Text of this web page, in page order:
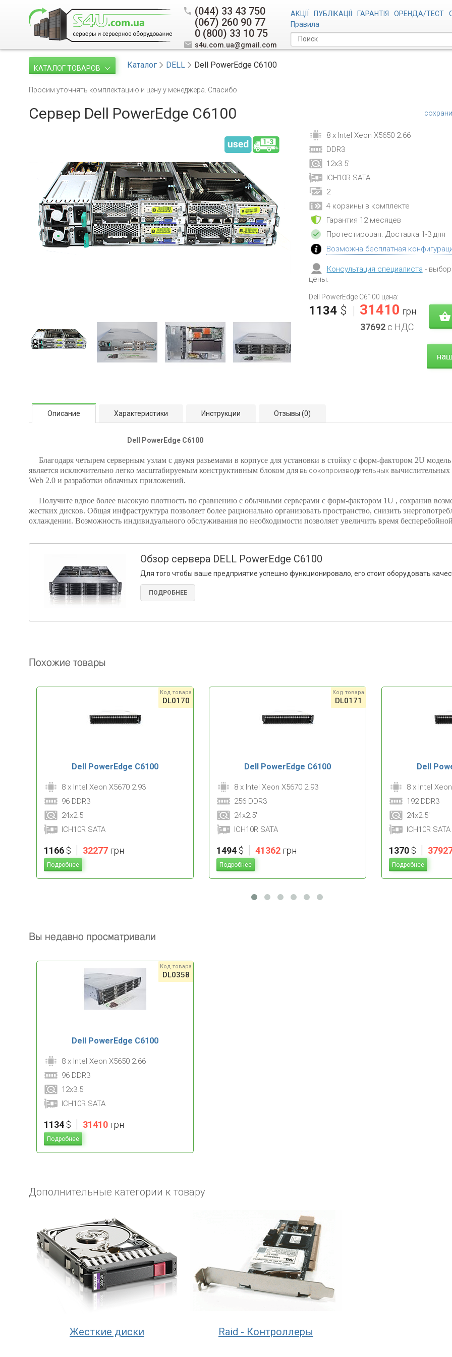
(044) 33 43 750
(067) 260 90 77
0 (800) 33 10 75
s4u.com.ua@gmail.com
АКЦІЇ ПУБЛІКАЦІЇ ГАРАНТІЯ ОРЕНДА/ТЕСТ
Правила
КАТАЛОГ ТОВАРОВ Каталог DELL Dell PowerEdge C6100
Просим уточнять комплектацию и цену у менеджера. Спасибо
Сервер Dell PowerEdge C6100
8 x Intel Xeon X5650 2.66
DDR3
12x3.5'
ICH10R SATA
2
4 корзины в комплекте
Гарантия 12 месяцев
Протестирован. Доставка 1-3 дня
Возможна бесплатная
Консультация специалиста -
цены.
Dell PowerEdge C6100 цена:
1134$ | 31410 грн
37692с НДС
Описание Характеристики Инструкции Отзывы (0)
Dell PowerEdge C6100
Благодаря четырем серверным узлам с двумя разъемами в корпусе для установки в стойку с форм-фактором 2U
является исключительно легко масштабируемым конструктивным блоком для высокопроизводительных вычислительных
Web 2.0 и разработки облачных приложений.
Получите вдвое более высокую плотность по сравнению с обычными серверами с форм-фактором 1U , сохранив
жестких дисков. Общая инфраструктура позволяет более рационально организовать пространство, снизить
охлаждении. Возможность индивидуального обслуживания по необходимости позволяет увеличить время
Обзор сервера DELL PowerEdge C6100
Для того чтобы ваше предприятие успешно функционировало, его стоит оборудовать
ПОДРОБНЕЕ
Похожие товары
Dell PowerEdge C6100
Код товара
DL0170
8 x Intel Xeon X5670 2.93
96 DDR3
24x2.5'
ICH10R SATA
1166 $ | 32277 грн
Подробнее
Dell PowerEdge C6100
Код товара
DL0171
8 x Intel Xeon X5670 2.93
256 DDR3
24x2.5'
ICH10R SATA
1494 $ | 41362 грн
Подробнее
Dell
8 x Intel
192 DDR3
24x2.5'
ICH10R SATA
1370 $ |
Подробнее
Вы недавно просматривали
Dell PowerEdge C6100
Код товара
DL0358
8 x Intel Xeon X5650 2.66
96 DDR3
12x3.5'
ICH10R SATA
1134 $ | 31410 грн
Подробнее
Дополнительные категории к товару
Жесткие диски Raid - Контроллеры